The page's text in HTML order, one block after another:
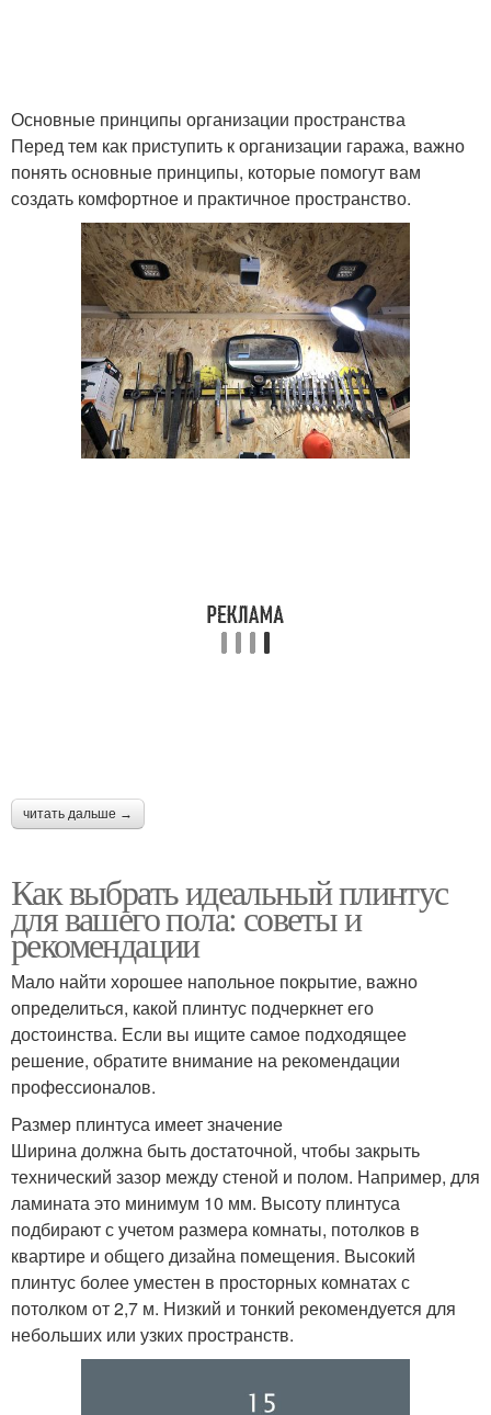
Основные принципы организации пространства
Перед тем как приступить к организации гаража, важно
понять основные принципы, которые помогут вам
создать комфортное и практичное пространство.
читать дальше →
Как выбрать идеальный плинтус
для вашего пола: советы и
рекомендации
Мало найти хорошее напольное покрытие, важно
определиться, какой плинтус подчеркнет его
достоинства. Если вы ищите самое подходящее
решение, обратите внимание на рекомендации
профессионалов.
Размер плинтуса имеет значение
Ширина должна быть достаточной, чтобы закрыть
технический зазор между стеной и полом. Например, для
ламината это минимум 10 мм. Высоту плинтуса
подбирают с учетом размера комнаты, потолков в
квартире и общего дизайна помещения. Высокий
плинтус более уместен в просторных комнатах с
потолком от 2,7 м. Низкий и тонкий рекомендуется для
небольших или узких пространств.